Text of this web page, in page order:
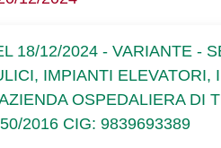
18/12/2024 - VARIANTE -
IMPIANTI
OSPEDALIERA DI
2016 CIG: 9839693389